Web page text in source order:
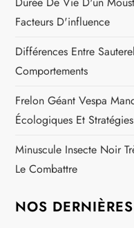
a
r
t
i
c
l
e
Facteurs D'influence
Différences Entre
Comportements
Frelon Géant Vespa
Écologiques Et
Minuscule Insecte Noir
Le Combattre
NOS